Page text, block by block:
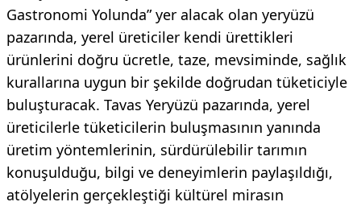
Gastronomi Yolunda” yer alacak olan yeryüzü
pazarında, yerel üreticiler kendi ürettikleri
ürünlerini doğru ücretle, taze, mevsiminde, sağlık
kurallarına uygun bir şekilde doğrudan tüketiciyle
buluşturacak. Tavas Yeryüzü pazarında, yerel
üreticilerle tüketicilerin buluşmasının yanında
üretim yöntemlerinin, sürdürülebilir tarımın
konuşulduğu, bilgi ve deneyimlerin paylaşıldığı,
atölyelerin gerçekleştiği kültürel mirasın